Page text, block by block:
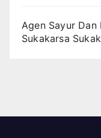
Agen Sayur Dan
Sukakarsa